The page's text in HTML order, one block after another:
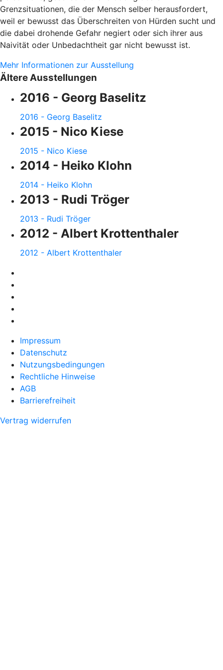
Grenzsituationen, die der Mensch selber herausfordert,
weil er bewusst das Überschreiten von Hürden sucht und
die dabei drohende Gefahr negiert oder sich ihrer aus
Naivität oder Unbedachtheit gar nicht bewusst ist.
Mehr Informationen zur Ausstellung
Ältere Ausstellungen
2016 - Georg Baselitz
2016 - Georg Baselitz
2015 - Nico Kiese
2015 - Nico Kiese
2014 - Heiko Klohn
2014 - Heiko Klohn
2013 - Rudi Tröger
2013 - Rudi Tröger
2012 - Albert Krottenthaler
2012 - Albert Krottenthaler
Impressum
Datenschutz
Nutzungsbedingungen
Rechtliche Hinweise
AGB
Barrierefreiheit
Vertrag widerrufen